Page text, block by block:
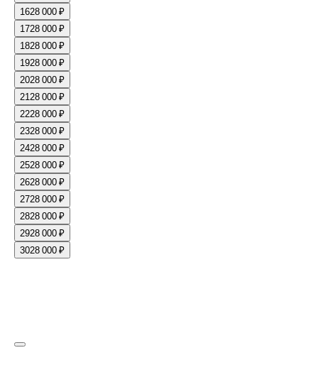
1628 000 ₽
1728 000 ₽
1828 000 ₽
1928 000 ₽
2028 000 ₽
2128 000 ₽
2228 000 ₽
2328 000 ₽
2428 000 ₽
2528 000 ₽
2628 000 ₽
2728 000 ₽
2828 000 ₽
2928 000 ₽
3028 000 ₽